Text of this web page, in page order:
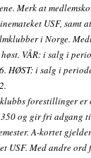
Merk at
USF, samt
i Norge.
VÅR: i salg i
HØST: i salg i
forestillinger er
og gir fri adgang
A-kortet
USF. Med andre